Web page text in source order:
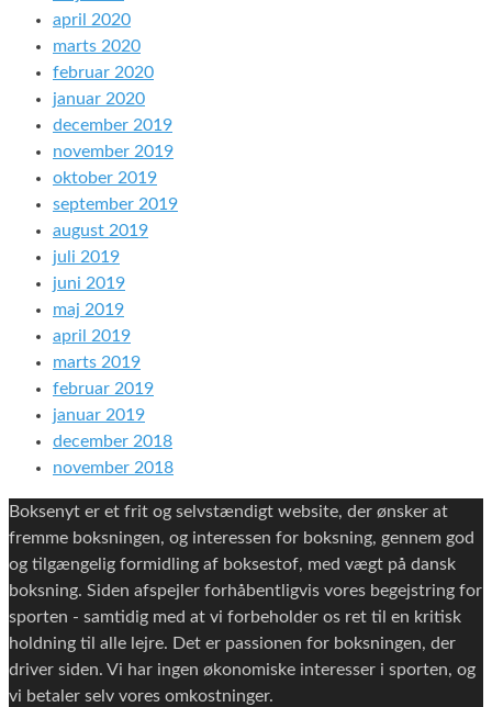
april 2020
marts 2020
februar 2020
januar 2020
december 2019
november 2019
oktober 2019
september 2019
august 2019
juli 2019
juni 2019
maj 2019
april 2019
marts 2019
februar 2019
januar 2019
december 2018
november 2018
Boksenyt er et frit og selvstændigt website, der ønsker at
fremme boksningen, og interessen for boksning, gennem god
og tilgængelig formidling af boksestof, med vægt på dansk
boksning. Siden afspejler forhåbentligvis vores begejstring for
sporten - samtidig med at vi forbeholder os ret til en kritisk
holdning til alle lejre. Det er passionen for boksningen, der
driver siden. Vi har ingen økonomiske interesser i sporten, og
vi betaler selv vores omkostninger.